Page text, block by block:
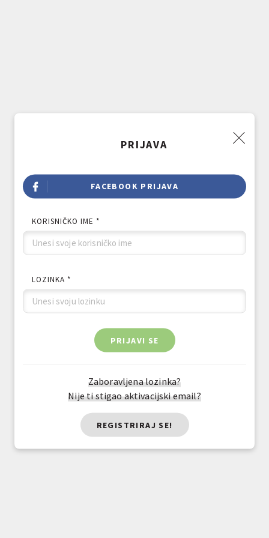
PRIJAVA
FACEBOOK PRIJAVA
KORISNIČKO IME *
LOZINKA *
PRIJAVI SE
Zaboravljena lozinka?
Nije ti stigao aktivacijski email?
REGISTRIRAJ SE!